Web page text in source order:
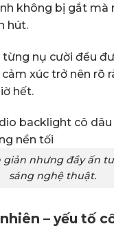
không bị gắt mà
hút.
từng nụ cười đều
xúc trở nên rõ
hết.
giản nhưng đầy ấn
sáng nghệ thuật.
– yếu tố